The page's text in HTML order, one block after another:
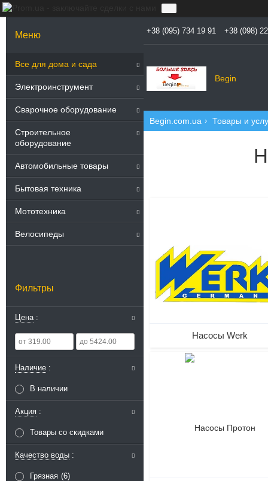
Все для дома и сада
Электроинструмент
Сварочное оборудование
Строительное
оборудование
Автомобильные товары
Бытовая техника
Мототехника
Велосипеды
Фильтры
Цена
Наличие
В наличии
Акция
Товары со скидками
Качество воды
Грязная 6
+38 (095) 734 19 91 +38 (098)
Begin
Begin.com.ua Товары и
Насосы Werk